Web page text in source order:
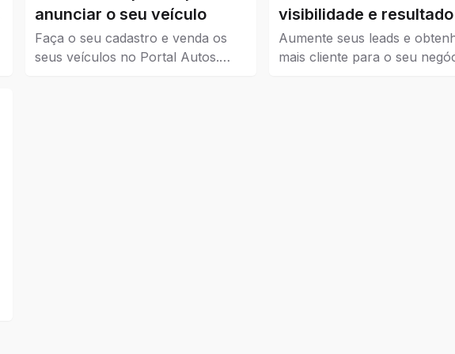
anunciar o seu veículo
Faça o seu cadastro e venda os
seus veículos no Portal Autos.
visibilidade e
seu negócio
Aumente seus leads e
mais cliente para o seu